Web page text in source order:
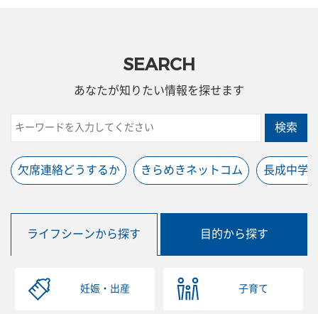
SEARCH
あなたが知りたい情報を探せます
検索
欠席連絡どうするか きらめきネットコム 長成中学
ライフシーンから探す 目的から探す
妊娠・出産 子育て